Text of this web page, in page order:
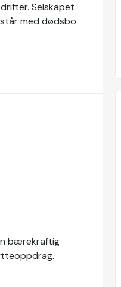
Selskapet
med dødsbo
bærekraftig